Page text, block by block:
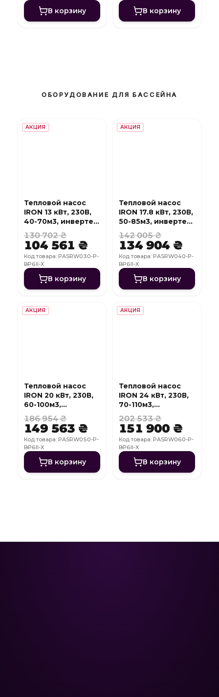
В корзину В корзину
ОБОРУДОВАНИЕ ДЛЯ БАССЕЙНА
АКЦИЯ
Тепловой насос
IRON 13 кВт, 230В,
40-70м3, инвертер,
с охлаждением,
WI-FI
130 702 ₴
104 561 ₴
Код товара: PASRW030-P-
BP6II-X
В корзину
АКЦИЯ
Тепловой насос
IRON 17.8 кВт, 230В,
50-85м3, инвертер,
с охлаждением,
WI-FI
142 005 ₴
134 904 ₴
Код товара: PASRW040-P-
BP6II-X
В корзину
АКЦИЯ
Тепловой насос
IRON 20 кВт, 230В,
60-100м3,
инвертер, с
охлаждением, WI-
FI
186 954 ₴
149 563 ₴
Код товара: PASRW050-P-
BP6II-X
В корзину
АКЦИЯ
Тепловой насос
IRON 24 кВт, 230В,
70-110м3,
инвертер, с
охлаждением, WI-
FI
202 533 ₴
151 900 ₴
Код товара: PASRW060-P-
BP6II-X
В корзину